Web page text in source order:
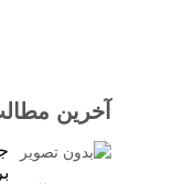
آخرین